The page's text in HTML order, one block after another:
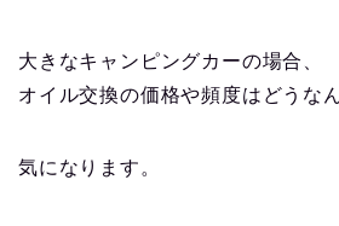
大きなキャンピングカーの場合、
オイル交換の価格や頻度はどうな
気になります。